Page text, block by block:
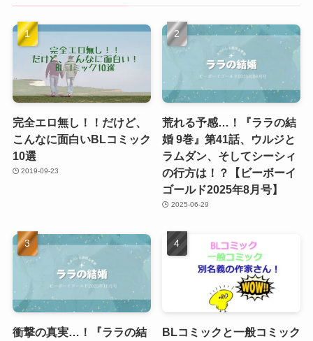
完全エロ無し！！だけど、
こんなに面白いBLコミック
10選
2019-09-23
荒れる予感…！『ララの結
婚 9巻』第41話、ウルジと
ラムダン、そしてシーシィ
の行方は！？【ビーボーイ
ゴールド2025年8月号】
2025-06-29
衝撃の真実…！『ララの結
BLコミックと一般コミック